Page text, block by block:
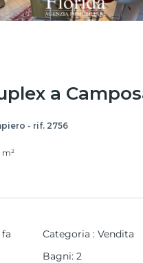
a
- rif. 2756
m²
Categoria : Vendita
Bagni: 2